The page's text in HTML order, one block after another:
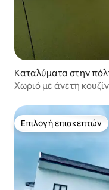
Καταλύματα στην
n
Χωριό με άνετη
Επιλογή επισκεπτών
Επιλογή επισκεπτών